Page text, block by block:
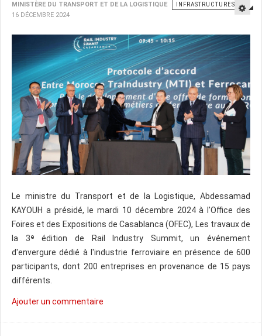
MINISTÈRE DU TRANSPORT ET DE LA LOGISTIQUE
INFRASTRUCTURES
16 DÉCEMBRE 2024
Le ministre du Transport et de la Logistique, Abdessamad
KAYOUH a présidé, le mardi 10 décembre 2024 à l'Office des
Foires et des Expositions de Casablanca (OFEC), Les travaux de
la 3ᵉ édition de Rail Industry Summit, un événement
d'envergure dédié à l'industrie ferroviaire en présence de 600
participants, dont 200 entreprises en provenance de 15 pays
différents.
Ajouter un commentaire